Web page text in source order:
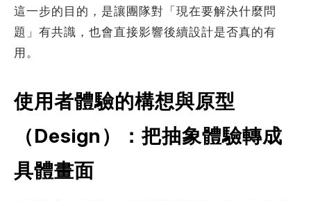
這一步的目的，是讓團隊對「現在要解決什麼問
題」有共識，也會直接影響後續設計是否真的有
用。
使用者體驗的構想與原型
（Design）：把抽象體驗轉成
具體畫面